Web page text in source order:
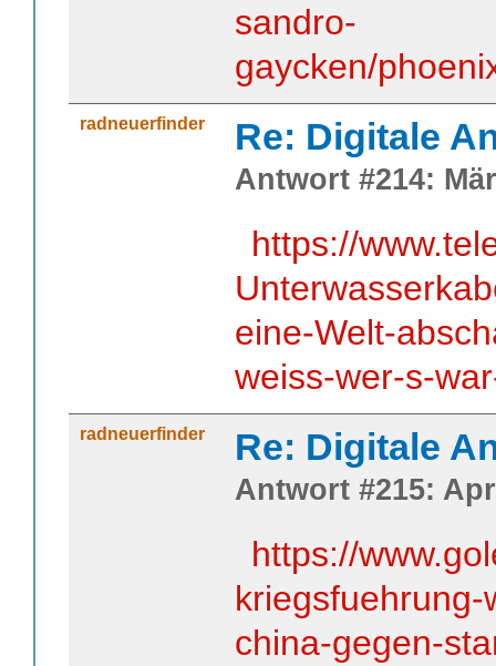
sandro-
gaycken/
radneuerfinder Re: Digitale
Antwort #214:
https://
eine-Welt-
weiss-wer-s-
radneuerfinder Re: Digitale
Antwort #215:
https://
china-gegen-